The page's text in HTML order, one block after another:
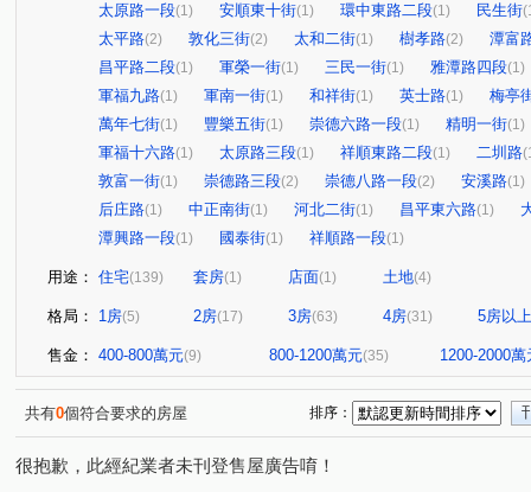
太原路一段(1) 安順東十街(1) 環中東路二段(1) 民生街
太平路(2) 敦化三街(2) 太和二街(1) 樹孝路(2)
潭富
昌平路二段(1) 軍榮一街(1) 三民一街(1) 雅潭路四段(1)
軍福九路(1) 軍南一街(1) 和祥街(1) 英士路(1)
梅亭
萬年七街(1) 豐樂五街(1) 崇德六路一段(1) 精明一街(1)
軍福十六路(1) 太原路三段(1) 祥順東路二段(1) 二圳路
敦富一街(1) 崇德路三段(2) 崇德八路一段(2) 安溪路(1)
后庄路(1) 中正南街(1) 河北二街(1) 昌平東六路(1)
潭興路一段(1) 國泰街(1) 祥順路一段(1)
用途： 住宅(139) 套房(1) 店面(1) 土地(4)
格局： 1房(5) 2房(17) 3房(63) 4房(31) 5房以上
售金： 400-800萬元(9) 800-1200萬元(35) 1200-2000萬
共有0個符合要求的房屋 排序：
很抱歉，此經紀業者未刊登售屋廣告唷！